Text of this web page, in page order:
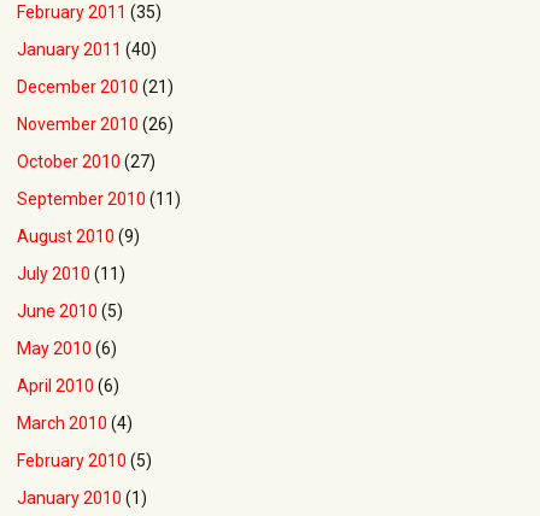
February 2011 (35)
January 2011 (40)
December 2010 (21)
November 2010 (26)
October 2010 (27)
September 2010 (11)
August 2010 (9)
July 2010 (11)
June 2010 (5)
May 2010 (6)
April 2010 (6)
March 2010 (4)
February 2010 (5)
January 2010 (1)